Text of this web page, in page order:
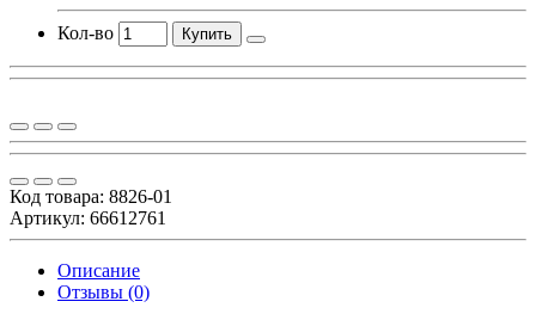
Кол-во Купить
Код товара: 8826-01
Артикул: 66612761
Описание
Отзывы (0)